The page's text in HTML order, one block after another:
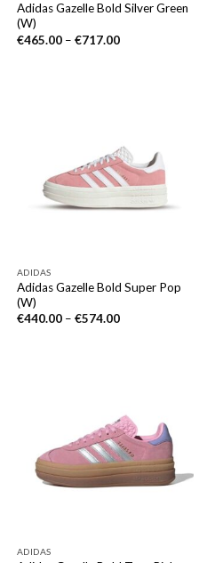
Adidas Gazelle Bold Silver Green
(W)
€465.00– €717.00
ADIDAS
Adidas Gazelle Bold Super Pop
(W)
€440.00– €574.00
ADIDAS